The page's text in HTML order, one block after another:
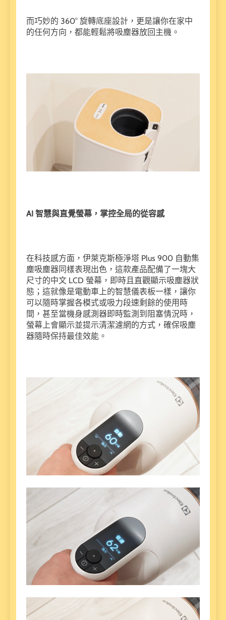
而巧妙的 360° 旋轉底座設計，更是讓你在家中
的任何方向，都能輕鬆將吸塵器放回主機。
AI 智慧與直覺螢幕，掌控全局的從容感
在科技感方面，伊萊克斯極淨塔 Plus 900 自動集
塵吸塵器同樣表現出色，這款產品配備了一塊大
尺寸的中文 LCD 螢幕，即時且直觀顯示吸塵器狀
態；這就像是電動車上的智慧儀表板一樣，讓你
可以隨時掌握各模式或吸力段速剩餘的使用時
間，甚至當機身感測器即時監測到阻塞情況時，
螢幕上會顯示並提示清潔濾網的方式，確保吸塵
器隨時保持最佳效能。